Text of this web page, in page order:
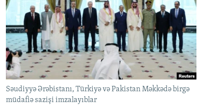
Səudiyyə Ərəbistanı, Türkiyə və Pakistan Məkkədə birgə
müdafiə sazişi imzalayıblar